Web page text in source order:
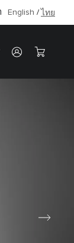
English ไทย